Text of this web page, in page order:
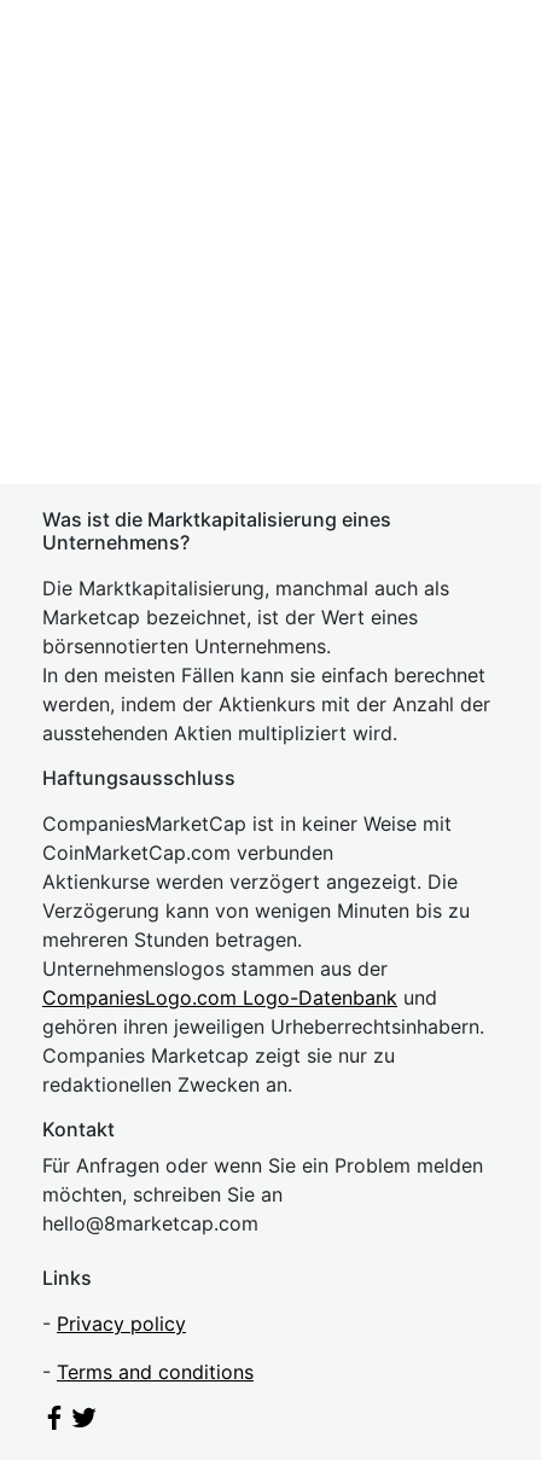
Was ist die Marktkapitalisierung eines
Unternehmens?
Die Marktkapitalisierung, manchmal auch als
Marketcap bezeichnet, ist der Wert eines
börsennotierten Unternehmens.
In den meisten Fällen kann sie einfach berechnet
werden, indem der Aktienkurs mit der Anzahl der
ausstehenden Aktien multipliziert wird.
Haftungsausschluss
CompaniesMarketCap ist in keiner Weise mit
CoinMarketCap.com verbunden
Aktienkurse werden verzögert angezeigt. Die
Verzögerung kann von wenigen Minuten bis zu
mehreren Stunden betragen.
Unternehmenslogos stammen aus der
CompaniesLogo.com Logo-Datenbank und
gehören ihren jeweiligen Urheberrechtsinhabern.
Companies Marketcap zeigt sie nur zu
redaktionellen Zwecken an.
Kontakt
Für Anfragen oder wenn Sie ein Problem melden
möchten, schreiben Sie an
hello@8marketcap.com
Links
- Privacy policy
- Terms and conditions